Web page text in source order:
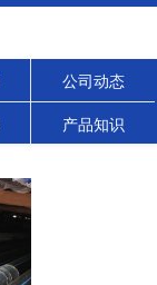
公司动态
产品知识